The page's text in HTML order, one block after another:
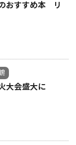
おすすめ本 リ
大会盛大に